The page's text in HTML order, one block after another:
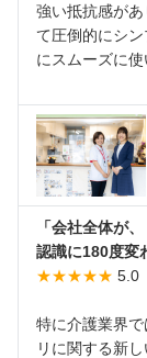
強い抵抗感が
て圧倒的にシ
にスムーズに使
「会社全体が
認識に180度変
★★★★★ 5.0
特に介護業界
リに関する新